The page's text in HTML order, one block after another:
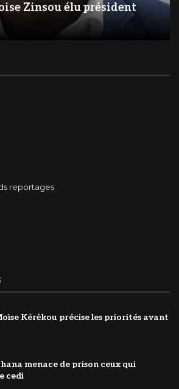
Zinsou élu président
reportages
Kérėkou précise les priorités avant
menace de prison ceux qui
cedi